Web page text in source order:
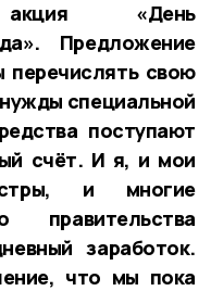
«День
Предложение
перечислять свою
специальной
поступают
счёт. И я, и мои
и многие
правительства
заработок.
что мы пока